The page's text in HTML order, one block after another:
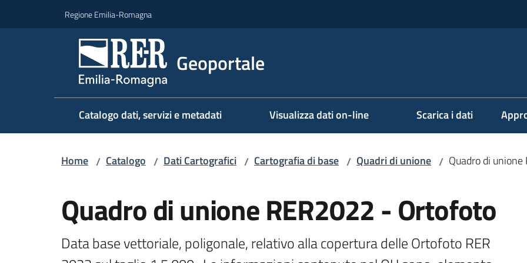
Regione Emilia-Romagna
Geoportale
Catalogo dati, servizi e metadati Visualizza dati on-line Scarica i dati
Home / Catalogo / Dati Cartografici / Cartografia di base / Quadri di unione / Quadro di
Quadro di unione RER2022 - Ortofoto
Data base vettoriale, poligonale, relativo alla copertura delle Ortofoto RER